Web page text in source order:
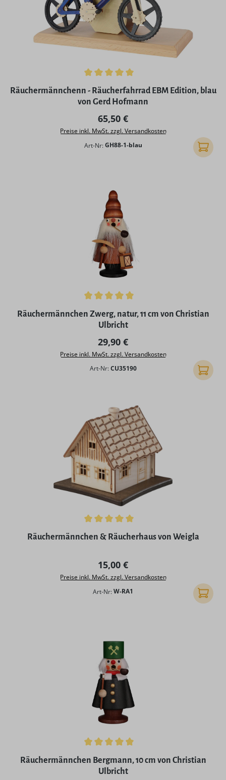
Durchschnittliche Bewertung von 5 von 5 Sternen
Räuchermännchenn - Räucherfahrrad EBM Edition, blau
von Gerd Hofmann
Regulärer Preis:
65,50 €
Preise inkl. MwSt. zzgl. Versandkosten
Art-Nr: GH88-1-blau In den
Durchschnittliche Bewertung von 5 von 5 Sternen
Räuchermännchen Zwerg, natur, 11 cm von Christian
Ulbricht
Regulärer Preis:
29,90 €
Preise inkl. MwSt. zzgl. Versandkosten
Art-Nr: CU35190 In den
Durchschnittliche Bewertung von 5 von 5 Sternen
Räuchermännchen & Räucherhaus von Weigla
Regulärer Preis:
15,00 €
Preise inkl. MwSt. zzgl. Versandkosten
Art-Nr:W-RA1 In den
Durchschnittliche Bewertung von 5 von 5 Sternen
Räuchermännchen Bergmann, 10 cm von Christian
Ulbricht